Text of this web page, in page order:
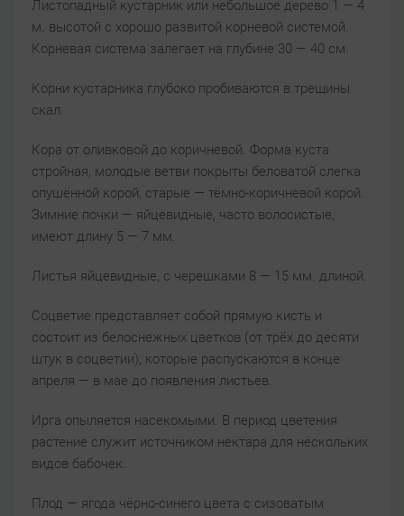
Листопадный кустарник или небольшое дерево 1 — 4
м. высотой с хорошо развитой корневой системой.
Корневая система залегает на глубине 30 — 40 см.
Корни кустарника глубоко пробиваются в трещины
скал.
Кора от оливковой до коричневой. Форма куста
стройная, молодые ветви покрыты беловатой слегка
опушённой корой, старые — тёмно-коричневой корой.
Зимние почки — яйцевидные, часто волосистые,
имеют длину 5 — 7 мм.
Листья яйцевидные, с черешками 8 — 15 мм. длиной.
Соцветие представляет собой прямую кисть и
состоит из белоснежных цветков (от трёх до десяти
штук в соцветии), которые распускаются в конце
апреля — в мае до появления листьев.
Ирга опыляется насекомыми. В период цветения
растение служит источником нектара для нескольких
видов бабочек.
Плод — ягода чёрно-синего цвета с сизоватым